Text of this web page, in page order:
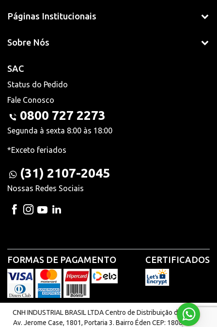
Páginas Institucionais
Sobre Nós
SAC
Status do Pedido
Fale Conosco
0800 727 2273
Segunda à sexta 8:00 às 18:00
*Exceto feriados
(31) 2107-2045
Nossas Redes Sociais
FORMAS DE PAGAMENTO CERTIFICADOS
CNH INDUSTRIAL BRASIL LTDA Centro de Distribuição de Peças |
Av. Jerome Case, 1801, Portaria 3. Bairro Éden CEP: 18087-220 -